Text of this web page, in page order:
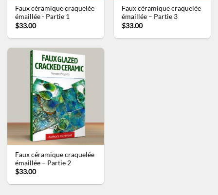
Faux céramique craquelée
émaillée - Partie 1
$33.00
Faux céramique craquelée
émaillée – Partie 3
$33.00
Faux céramique craquelée
émaillée – Partie 2
$33.00